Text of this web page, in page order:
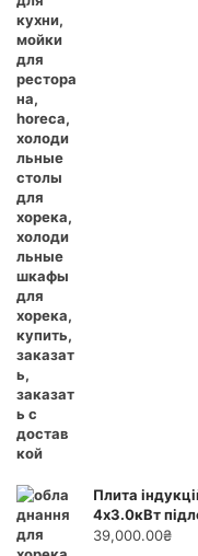
Плита
4х3.0кВт
39,000.00₴